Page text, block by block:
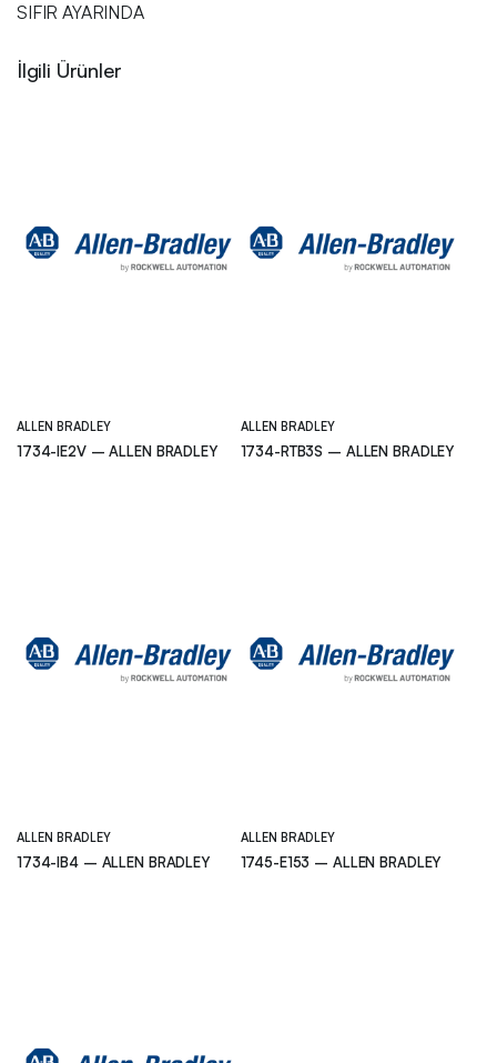
SIFIR AYARINDA
İlgili Ürünler
ALLEN BRADLEY
1734-IE2V – ALLEN BRADLEY
ALLEN BRADLEY
1734-RTB3S – ALLEN BRADLEY
ALLEN BRADLEY
1734-IB4 – ALLEN BRADLEY
ALLEN BRADLEY
1745-E153 – ALLEN BRADLEY